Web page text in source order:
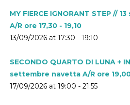
MY FIERCE IGNORANT STEP //
A/R ore 17,30 - 19,10
13/09/2026 at 17:30 - 19:10
SECONDO QUARTO DI LUNA +
settembre navetta A/R ore
17/09/2026 at 19:00 - 21:55